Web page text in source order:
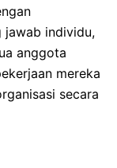
jawab individu,
anggota
mereka
secara